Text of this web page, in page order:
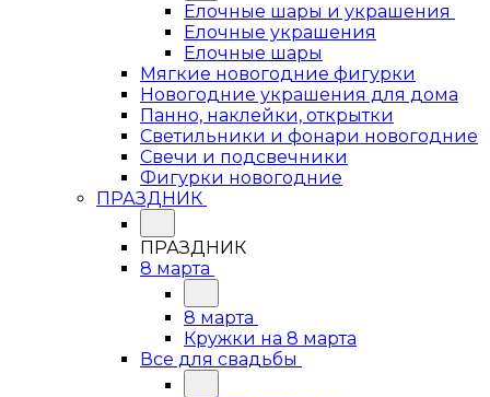
Елочные шары и украшения
Елочные украшения
Елочные шары
Мягкие новогодние фигурки
Новогодние украшения для дома
Панно, наклейки, открытки
Светильники и фонари новогодние
Свечи и подсвечники
Фигурки новогодние
ПРАЗДНИК
ПРАЗДНИК
8 марта
8 марта
Кружки на 8 марта
Все для свадьбы